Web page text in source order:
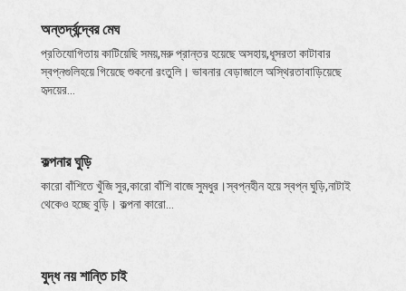
অন্তর্দ্বন্দ্বের মেঘ
প্রতিযোগিতায় কাটিয়েছি সময়,মরু প্রান্তর হয়েছে অসহায়,ধূসরতা কাটাবার
স্বপ্নগুলিহয়ে গিয়েছে শুকনো রংতুলি। ভাবনার বেড়াজালে অস্থিরতাবাড়িয়েছে
হৃদয়ের…
কল্পনার ঘুড়ি
কারো বাঁশিতে খুঁজি সুর,কারো বাঁশি বাজে সুমধুর।স্বপ্নহীন হয়ে স্বপ্ন ঘুড়ি,নাটাই
থেকেও হচ্ছে বুড়ি। কল্পনা কারো…
যুদ্ধ নয় শান্তি চাই